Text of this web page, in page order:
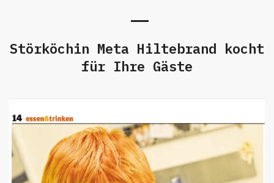
Störköchin Meta Hiltebrand kocht
für Ihre Gäste